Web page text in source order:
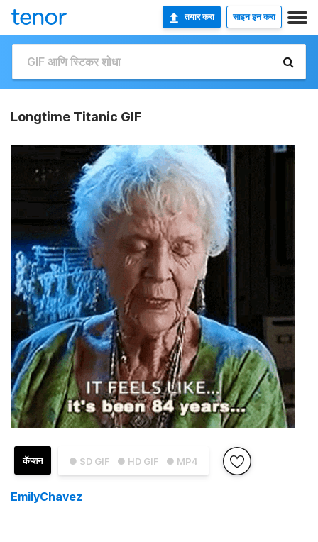
तयार करा साइन इन करा
Longtime Titanic GIF
● SD GIF ● HD GIF ● MP4
कॅप्शन
EmilyChavez